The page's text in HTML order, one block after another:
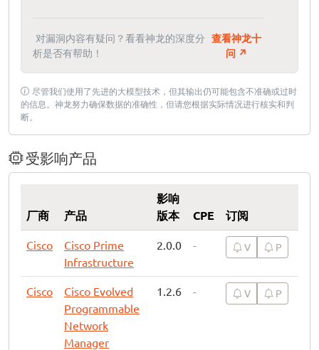
对漏洞内容有疑问？看看神龙的深度分
析是否有帮助！
查看神龙十
问 ↗
尽管我们使用了先进的大模型技术，但其输出仍可能包含不准确或过时
的信息。神龙努力确保数据的准确性，但请您根据实际情况进行核实和判
断。
受影响产品
厂商 产品
影响
版本
CPE 订阅
Cisco
Cisco Prime
Infrastructure
2.0.0 - V P
Cisco
Cisco Evolved
Programmable
Network
Manager
1.2.6 - V P